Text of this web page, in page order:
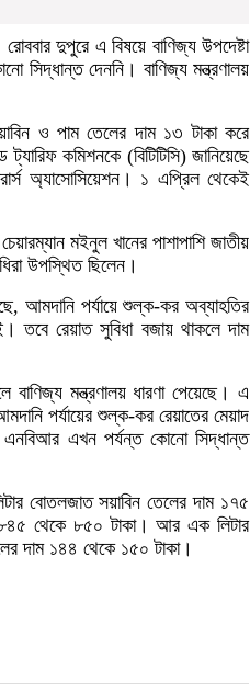
দুপুরে এ বিষয়ে বাণিজ্য উপদেষ্টা
সিদ্ধান্ত দেননি। বাণিজ্য মন্ত্রণালয়
ও পাম তেলের দাম ১৩ টাকা করে
কমিশনকে (বিটিটিসি) জানিয়েছে
অ্যাসোসিয়েশন। ১ এপ্রিল থেকেই
মইনুল খানের পাশাপাশি জাতীয়
উপস্থিত ছিলেন।
আমদানি পর্যায়ে শুল্ক-কর অব্যাহতির
তবে রেয়াত সুবিধা বজায় থাকলে দাম
বাণিজ্য মন্ত্রণালয় ধারণা পেয়েছে। এ
পর্যায়ের শুল্ক-কর রেয়াতের মেয়াদ
এখন পর্যন্ত কোনো সিদ্ধান্ত
বোতলজাত সয়াবিন তেলের দাম ১৭৫
থেকে ৮৫০ টাকা। আর এক লিটার
দাম ১৪৪ থেকে ১৫০ টাকা।